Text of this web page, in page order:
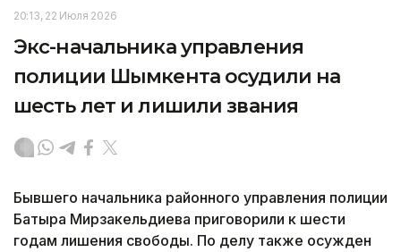
20:13, 22 Июля 2026
Экс-начальника управления
полиции Шымкента осудили на
шесть лет и лишили звания
Бывшего начальника районного управления полиции
Батыра Мирзакельдиева приговорили к шести
годам лишения свободы. По делу также осужден